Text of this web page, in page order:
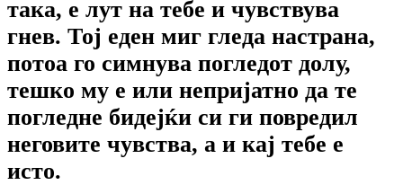
така, е лут на тебе и чувствува
гнев. Тој еден миг гледа настрана,
потоа го симнува погледот долу,
тешко му е или непријатно да те
погледне бидејќи си ги повредил
неговите чувства, а и кај тебе е
исто.